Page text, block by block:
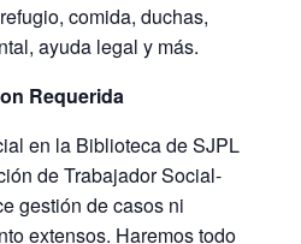
comida, duchas,
ayuda legal y más.
Requerida
en la Biblioteca de SJPL
de Trabajador Social-
gestión de casos ni
extensos. Haremos todo